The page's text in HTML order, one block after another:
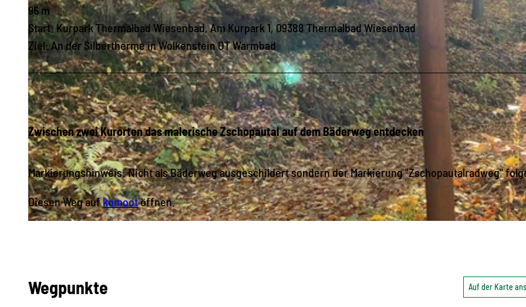
© Sandy Keller, Erlebnisheimat Erzgebirge © Sandy Keller, Erlebnisheimat Erzgebirge
96 m
Start: Kurpark Thermalbad Wiesenbad, Am Kurpark 1, 09388 Thermalbad Wiesenbad
Ziel: An der Silbertherme in Wolkenstein OT Warmbad
Zwischen zwei Kurorten das malerische Zschopautal auf dem Bäderweg entdecken
Markierungshinweis: Nicht als Bäderweg ausgeschildert sondern der Markierung "Zschopautalradweg"
Diesen Weg aufkomootöffnen.
Wegpunkte Auf der Karte